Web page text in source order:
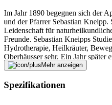
Im Jahr 1890 begegnen sich der
und der Pfarrer Sebastian Kneipp.
Leidenschaft für
Freunde. Sebastian Kneipps
Hydrotherapie, Heilkräuter,
Oberhäusser sehr. Ein Jahr später
Erlaubnis, pharmazeutische und
und zu vertreiben. Auch über 125
Inhaltsstoffe natürlicher Herkunft
Mehr anzeigen
Spezifikationen